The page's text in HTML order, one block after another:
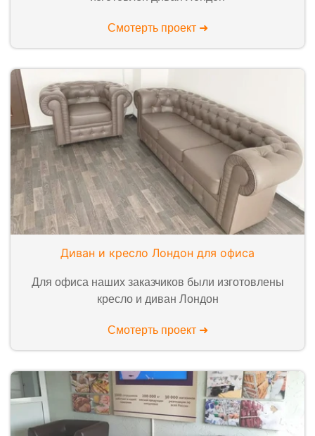
Смотерть проект ➜
Диван и кресло Лондон для офиса
Для офиса наших заказчиков были изготовлены
кресло и диван Лондон
Смотерть проект ➜